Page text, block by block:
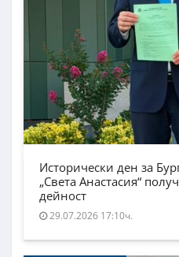
Исторически ден за
„Света Анастасия“
дейност
29.07.2026 17:10ч.